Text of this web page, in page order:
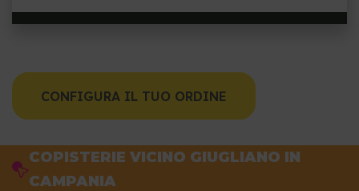
CONFIGURA IL TUO ORDINE
COPISTERIE VICINO GIUGLIANO IN
CAMPANIA